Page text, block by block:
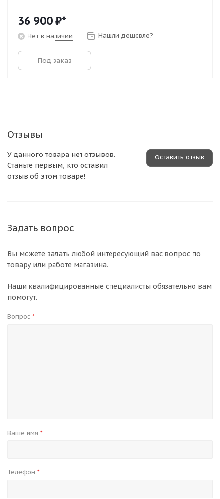
36 900 ₽*
Нет в наличии Нашли дешевле?
Под заказ
Отзывы
Оставить отзыв
У данного товара нет отзывов.
Станьте первым, кто оставил
отзыв об этом товаре!
Задать вопрос
Вы можете задать любой интересующий вас вопрос по
товару или работе магазина.
Наши квалифицированные специалисты обязательно вам
помогут.
Вопрос *
Ваше имя *
Телефон *